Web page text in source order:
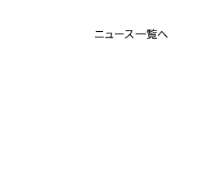
ニュース一覧へ